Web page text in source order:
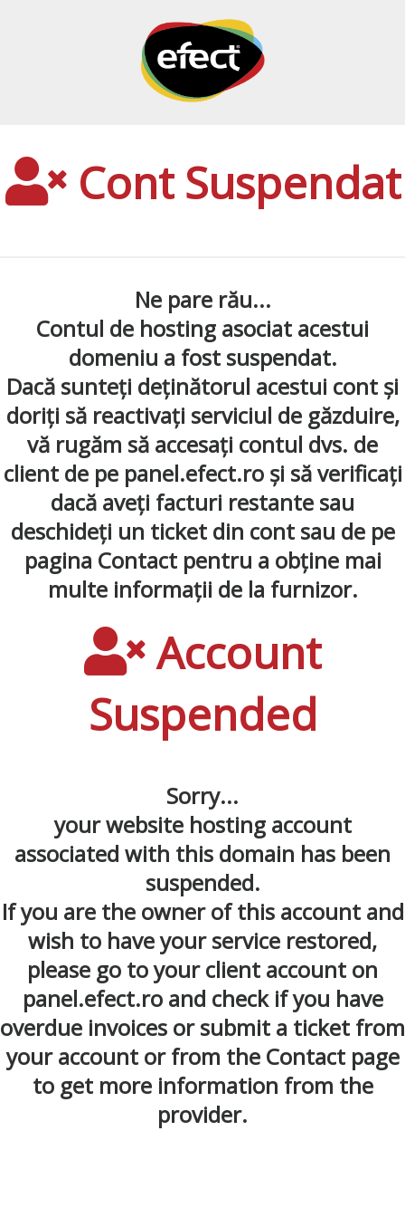
Cont Suspendat
Ne pare rău...
Contul de hosting asociat acestui
domeniu a fost suspendat.
Dacă sunteți deținătorul acestui cont și
doriți să reactivați serviciul de găzduire,
vă rugăm să accesați contul dvs. de
client de pe panel.efect.ro și să verificați
dacă aveți facturi restante sau
deschideți un ticket din cont sau de pe
pagina Contact pentru a obține mai
multe informații de la furnizor.
Account
Suspended
Sorry...
your website hosting account
associated with this domain has been
suspended.
If you are the owner of this account and
wish to have your service restored,
please go to your client account on
panel.efect.ro and check if you have
overdue invoices or submit a ticket from
your account or from the Contact page
to get more information from the
provider.